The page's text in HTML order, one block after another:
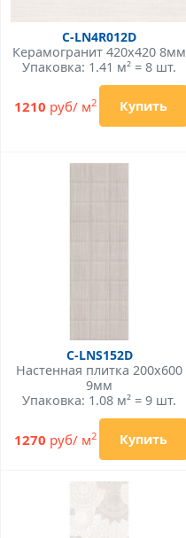
C-LN4R012D
Керамогранит 420x420 8мм
Упаковка: 1.41 м² = 8 шт.
1210 руб/ м2 Купить
C-LNS152D
Настенная плитка 200x600
9мм
Упаковка: 1.08 м² = 9 шт.
1270 руб/ м2 Купить